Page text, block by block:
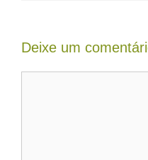
Deixe um